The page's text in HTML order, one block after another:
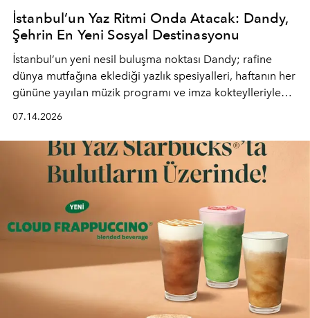
İstanbul’un Yaz Ritmi Onda Atacak: Dandy,
Şehrin En Yeni Sosyal Destinasyonu
İstanbul’un yeni nesil buluşma noktası Dandy; rafine
dünya mutfağına eklediği yazlık spesiyalleri, haftanın her
gününe yayılan müzik programı ve imza kokteylleriyle
lüks" anlayışıyla buluşturan mekan; gurme lezzetleri, iyi
müziği ve açık havadaki özel puro alanını tek bir çatı
altında sunuyor.
07.14.2026